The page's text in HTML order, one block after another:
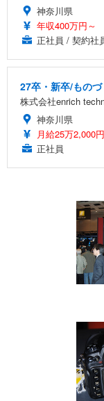
神奈川県
年収400万円～
正社員 / 契約社
27卒・新卒/もの
株式会社enrich
神奈川県
月給25万2,000
正社員